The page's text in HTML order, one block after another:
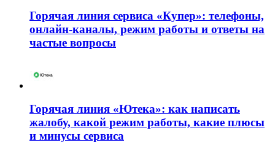
Горячая линия сервиса «Купер»: телефоны,
онлайн-каналы, режим работы и ответы на
частые вопросы
Горячая линия «Ютека»: как написать
жалобу, какой режим работы, какие плюсы
и минусы сервиса